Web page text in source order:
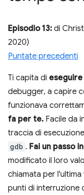
Episodio 13: di
2020)
Puntate precedenti
Ti capita di
debugger, a capire
funzionava
fa per te. Facile da
traccia di
gdb . Fai un passo
modificato il loro
chiamata per
punti di interruzione